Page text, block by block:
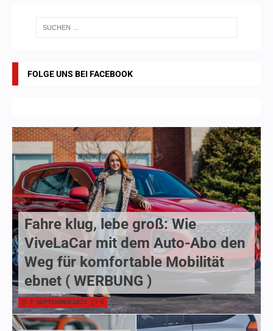
FOLGE UNS BEI FACEBOOK
Fahre klug, lebe groß: Wie
ViveLaCar mit dem Auto-Abo den
Weg für komfortable Mobilität
ebnet ( WERBUNG )
7. SEPTEMBER 2023 0